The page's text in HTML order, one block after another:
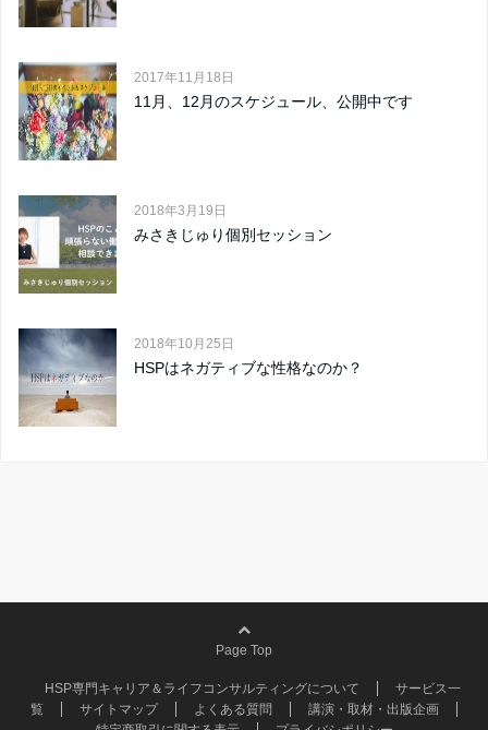
2017年11月18日
11月、12月のスケジュール、公開中です
2018年3月19日
みさきじゅり個別セッション
2018年10月25日
HSPはネガティブな性格なのか？
Page Top
HSP専門キャリア＆ライフコンサルティングについて
サービス一
覧
サイトマップ よくある質問
講演・取材・出版企画